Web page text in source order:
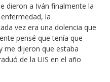
dieron a Iván finalmente la
la
vez era una dolencia que
pensé que tenía que
me dijeron que estaba
de la UIS en el año